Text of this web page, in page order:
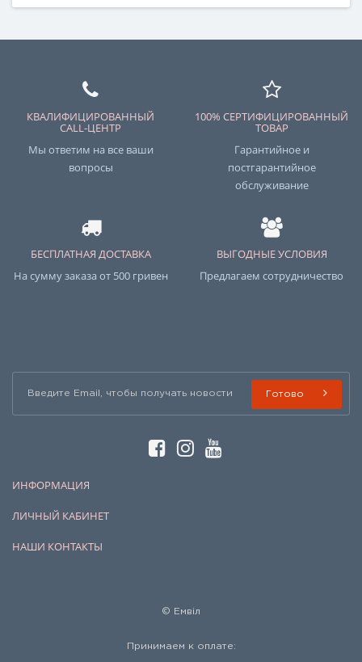
КВАЛИФИЦИРОВАННЫЙ
CALL-ЦЕНТР
Мы ответим на все ваши
вопросы
100% СЕРТИФИЦИРОВАННЫЙ
ТОВАР
Гарантийное и
постгарантийное
обслуживание
БЕСПЛАТНАЯ ДОСТАВКА
На сумму заказа от 500 гривен
ВЫГОДНЫЕ УСЛОВИЯ
Предлагаем сотрудничество
Готово
ИНФОРМАЦИЯ
ЛИЧНЫЙ КАБИНЕТ
НАШИ КОНТАКТЫ
© Емвіл
Принимаем к оплате: